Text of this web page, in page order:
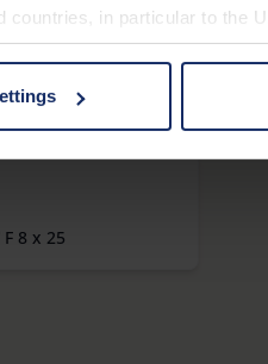
countries, in particular to the
on the "Accept all" button or
cookies at any time (in
D+ 8 x 32
F 8 x 25